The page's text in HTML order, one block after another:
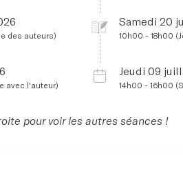
des auteurs)
avec l'auteur)
Samedi 20
10h00 - 18h00
Jeudi 09
14h00 - 16h00
pour voir les autres séances !